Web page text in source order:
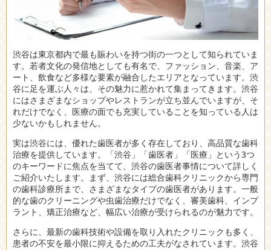
渋谷は東京都内で最も賑わいを持つ街の一つとして知られていま
す。 若者文化の発信地としても有名で、ファッション、音楽、ア
ート、飲食など多様な要素が融合したエリアとなっています。渋
谷に足を運ぶ人々は、その魅力に惹かれて集まってきます。渋谷
にはさまざまなショップやレストランが立ち並んでいますが、そ
れだけでなく、医療の面でも充実していることを知っている人は
少ないかもしれません。
実は渋谷には、優れた歯医者が多く存在しており、高品質な歯科
治療を提供しています。「渋谷」「歯医者」「医療」という3つ
のキーワードに焦点を当てて、渋谷の歯医者事情について詳しく
ご紹介いたします。まず、渋谷には総合歯科クリニックから専門
の歯科診療所まで、さまざまなタイプの歯医者があります。一般
的な歯のクリーニングや虫歯治療だけでなく、審美歯科、インプ
ラント、矯正治療など、幅広い治療が受けられるのが魅力です。
さらに、最新の歯科技術や設備を取り入れたクリニックも多く、
患者の不安を最小限に抑えるための工夫がなされています。渋谷